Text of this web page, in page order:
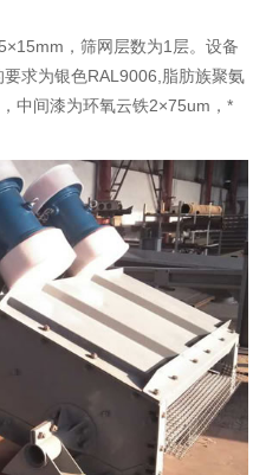
，筛网层数为1层。设备
求为银色RAL9006,脂肪族聚氨
中间漆为环氧云铁2×75um，*